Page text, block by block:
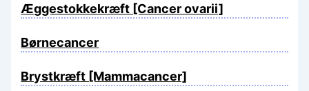
Æggestokkekræft [Cancer ovarii]
Børnecancer
Brystkræft [Mammacancer]